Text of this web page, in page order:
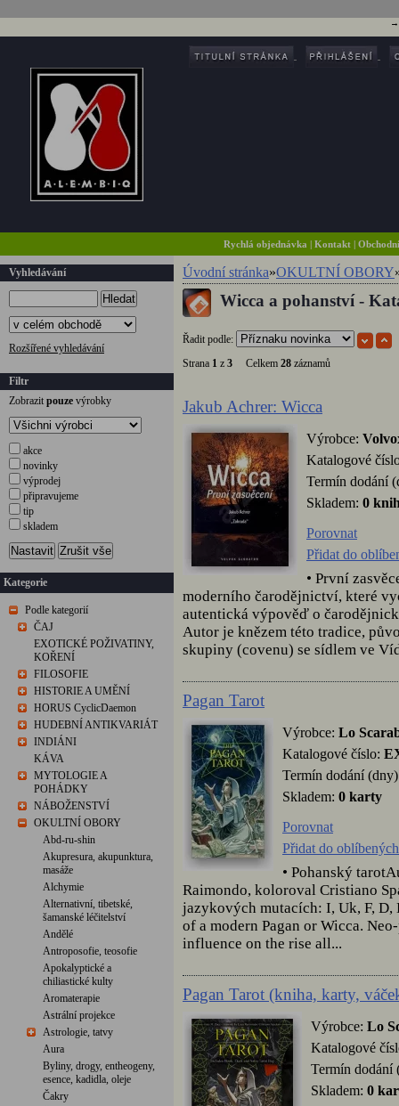
Rychlá objednávka |Kontakt |
Vyhledávání
Hledat
Rozšířené vyhledávání
Filtr
Zobrazit pouze výrobky
akce
novinky
výprodej
připravujeme
tip
skladem
Nastavit Zrušit vše
Kategorie
Podle kategorií
ČAJ
EXOTICKÉ POŽIVATINY,
KOŘENÍ
FILOSOFIE
HISTORIE A UMĚNÍ
HORUS CyclicDaemon
HUDEBNÍ ANTIKVARIÁT
INDIÁNI
KÁVA
MYTOLOGIE A
POHÁDKY
NÁBOŽENSTVÍ
OKULTNÍ OBORY
Abd-ru-shin
Akupresura, akupunktura,
masáže
Alchymie
Alternativní, tibetské,
šamanské léčitelství
Andělé
Antroposofie, teosofie
Apokalyptické a
chiliastické kulty
Aromaterapie
Astrální projekce
Astrologie, tatvy
Aura
Byliny, drogy, entheogeny,
esence, kadidla, oleje
Čakry
Úvodní stránka»OKULTNÍ OBORY
Wicca a pohanství -
Řadit podle:
Strana 1 z 3 Celkem 28 záznamů
Jakub Achrer: Wicca
Výrobce:
Katalogové
Termín dodání
Skladem: 0
Porovnat
Přidat do
• První
moderního čarodějnictví, které
autentická výpověď o
Autor je knězem této tradice,
skupiny (covenu) se sídlem ve
Pagan Tarot
Výrobce: Lo
Katalogové číslo:
Termín dodání
Skladem: 0 karty
Porovnat
Přidat do oblíbených
• Pohanský
Raimondo, koloroval Cristiano
jazykových mutacích: I, Uk, F,
of a modern Pagan or Wicca.
influence on the rise all...
Pagan Tarot (kniha, karty,
Výrobce: Lo
Katalogové
Termín dodání
Skladem: 0